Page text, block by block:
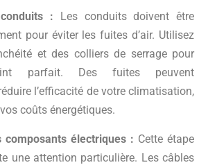
: Les conduits doivent être
pour éviter les fuites d’air. Utilisez
et des colliers de serrage pour
parfait. Des fuites peuvent
l’efficacité de votre climatisation,
coûts énergétiques.
composants électriques : Cette étape
une attention particulière. Les câbles